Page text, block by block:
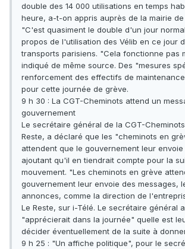
double des 14 000 utilisations en temps
heure, a-t-on appris auprès de la mairie
"C'est quasiment le double d'un jour
propos de l'utilisation des Vélib en ce jour
transports parisiens. "Cela fonctionne pas
indiqué de même source. Des "mesures
renforcement des effectifs de
pour cette journée de grève.
9 h 30 : La CGT-Cheminots attend un
gouvernement
Le secrétaire général de la CGT-
Reste, a déclaré que les "cheminots en
attendent que le gouvernement leur
ajoutant qu'il en tiendrait compte pour la
mouvement. "Les cheminots en grève
gouvernement leur envoie des messages,
annonces, comme la direction de
Le Reste, sur i-Télé. Le secrétaire général
"apprécierait dans la journée" quelle est
décider éventuellement de la suite à
9 h 25 : "Un affiche politique", pour le